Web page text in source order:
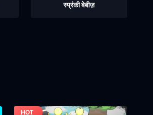
स्प्रंकी बेबीज़